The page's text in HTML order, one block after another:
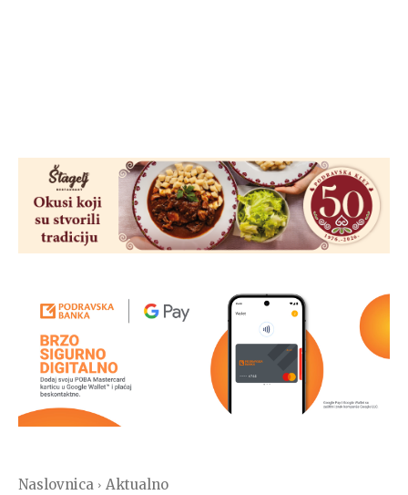
Naslovnica Aktualno